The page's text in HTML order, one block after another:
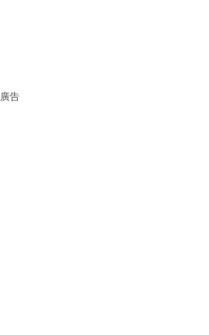
廣告